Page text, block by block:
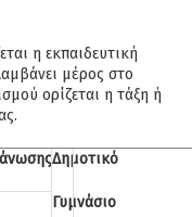
η εκπαιδευτική
μέρος στο
ορίζεται η τάξη ή
Δημοτικό
Γυμνάσιο